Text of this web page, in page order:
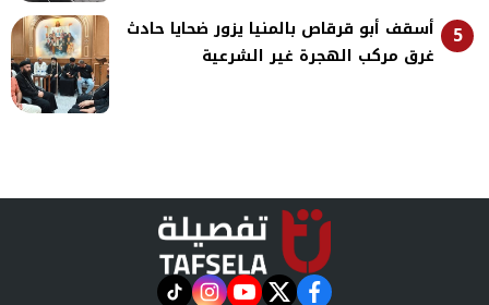
5
أسقف أبو قرقاص بالمنيا يزور ضحايا حادث
غرق مركب الهجرة غير الشرعية